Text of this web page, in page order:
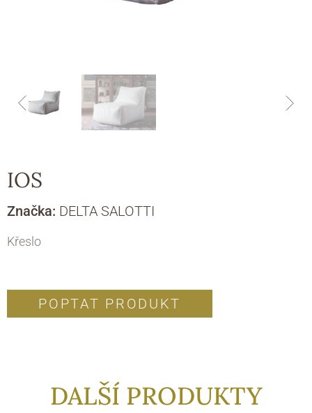
IOS
Značka: DELTA SALOTTI
Křeslo
POPTAT PRODUKT
DALŠÍ PRODUKTY